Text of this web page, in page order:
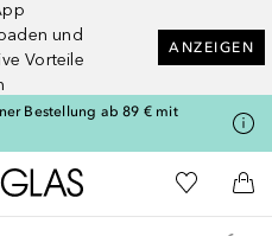
und
Vorteile
ANZEIGEN
Bestellung ab 89 € mit
Zur Douglas Startseite
Zu Meiner